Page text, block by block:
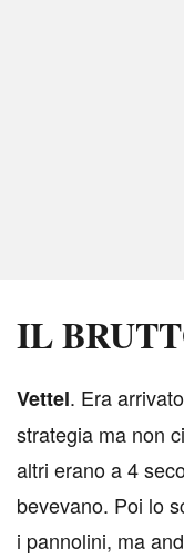
IL
Vettel. Era
strategia ma non
altri erano a 4
bevevano. Poi lo
i pannolini, ma